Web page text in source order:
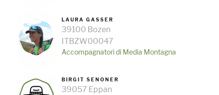
LAURA GASSER
39100 Bozen
ITBZW00047
Accompagnatori di Media Montagna
BIRGIT SENONER
39057 Eppan